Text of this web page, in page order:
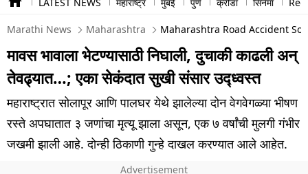
Marathi News Maharashtra Maharashtra Road Accident
मावस भावाला भेटण्यासाठी निघाली, दुचाकी काढली अन्
तेवढ्यात…; एका सेकंदात सुखी संसार उद्ध्वस्त
महाराष्ट्रात सोलापूर आणि पालघर येथे झालेल्या दोन वेगवेगळ्या भीषण
रस्ते अपघातात ३ जणांचा मृत्यू झाला असून, एक ७ वर्षांची मुलगी गंभीर
जखमी झाली आहे. दोन्ही ठिकाणी गुन्हे दाखल करण्यात आले आहेत.